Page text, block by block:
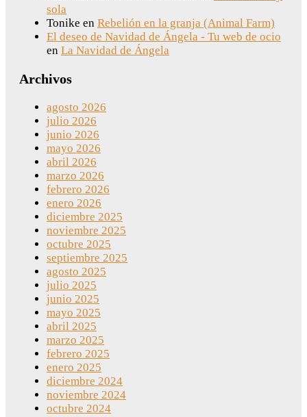
sola
Tonike en Rebelión en la granja (Animal Farm)
El deseo de Navidad de Ángela - Tu web de ocio
en La Navidad de Ángela
Archivos
agosto 2026
julio 2026
junio 2026
mayo 2026
abril 2026
marzo 2026
febrero 2026
enero 2026
diciembre 2025
noviembre 2025
octubre 2025
septiembre 2025
agosto 2025
julio 2025
junio 2025
mayo 2025
abril 2025
marzo 2025
febrero 2025
enero 2025
diciembre 2024
noviembre 2024
octubre 2024